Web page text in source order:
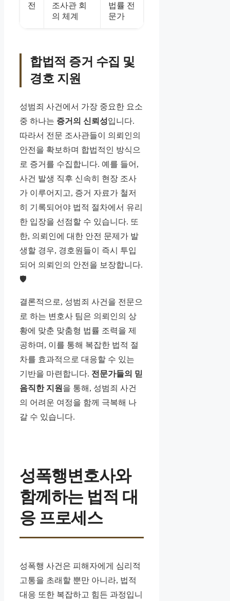
전
조사관 회
의 체계
법률 전
문가
합법적 증거 수집 및
경호 지원
성범죄 사건에서 가장 중요한 요소
중 하나는 증거의 신뢰성입니다.
따라서 전문 조사관들이 의뢰인의
안전을 확보하며 합법적인 방식으
로 증거를 수집합니다. 예를 들어,
사건 발생 직후 신속히 현장 조사
가 이루어지고, 증거 자료가 철저
히 기록되어야 법적 절차에서 유리
한 입장을 선점할 수 있습니다. 또
한, 의뢰인에 대한 안전 문제가 발
생할 경우, 경호원들이 즉시 투입
되어 의뢰인의 안전을 보장합니다.
🛡️
결론적으로, 성범죄 사건을 전문으
로 하는 변호사 팀은 의뢰인의 상
황에 맞춘 맞춤형 법률 조력을 제
공하며, 이를 통해 복잡한 법적 절
차를 효과적으로 대응할 수 있는
기반을 마련합니다. 전문가들의 믿
음직한 지원 을 통해, 성범죄 사건
의 어려운 여정을 함께 극복해 나
갈 수 있습니다.
성폭행변호사와
함께하는 법적 대
응 프로세스
성폭행 사건은 피해자에게 심리적
고통을 초래할 뿐만 아니라, 법적
대응 또한 복잡하고 힘든 과정입니